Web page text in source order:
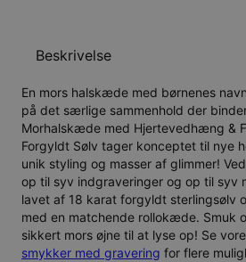
Beskrivelse
En mors halskæde med børnenes
på det særlige sammenhold der
Morhalskæde med Hjertevedhæng &
Forgyldt Sølv tager konceptet til nye
unik styling og masser af glimmer!
op til syv indgraveringer og op til syv
lavet af 18 karat forgyldt sterlingsølv
med en matchende rollokæde. Smuk
sikkert mors øjne til at lyse op! Se
smykker med gravering for flere